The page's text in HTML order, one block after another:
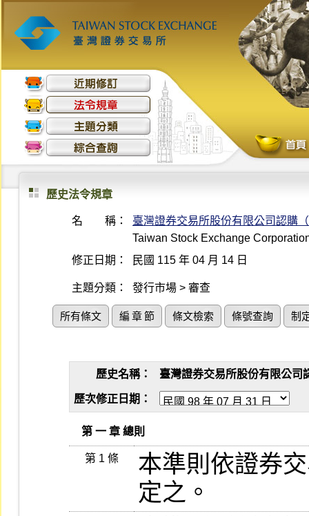
歷史法令規章
名 稱：
臺灣證券交易所股份有限公司認購
Taiwan Stock Exchange
修正日期：
民國 115 年 04 月 14 日
主題分類： 發行市場 > 審查
所有條文 編 章 節 條文檢索 條號查詢 制
歷史名稱： 臺灣證券交易所股份有限公司
歷次修正日期：
   第 一 章 總則
第 1 條
本準則依證券
定之。